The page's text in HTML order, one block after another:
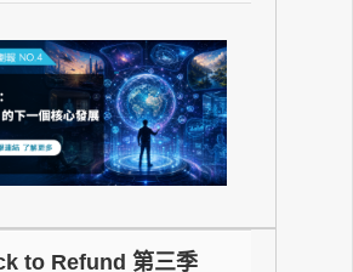
to Refund 第三季